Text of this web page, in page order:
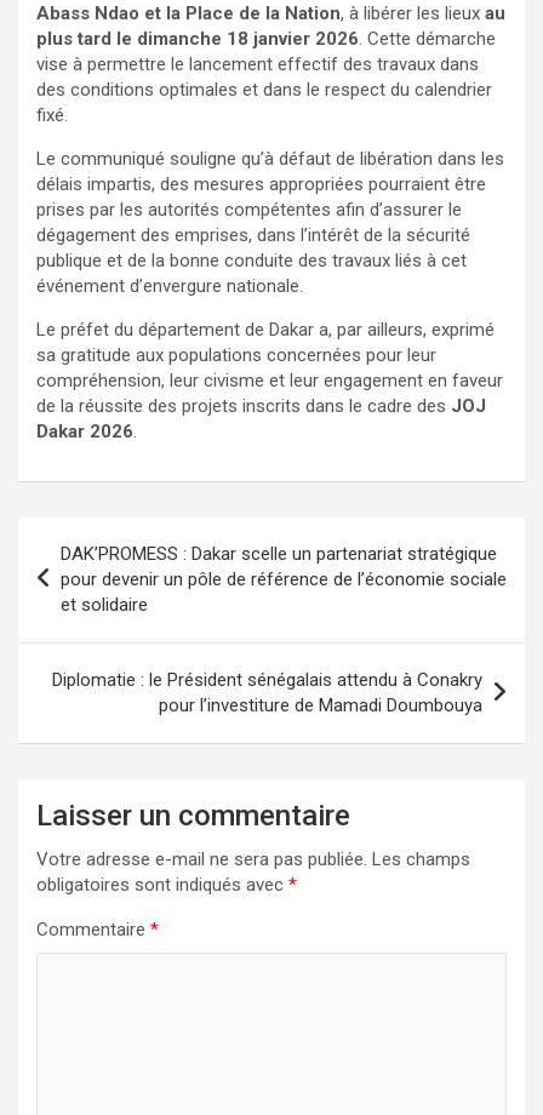
Abass Ndao et la Place de la Nation, à libérer les lieux au
plus tard le dimanche 18 janvier 2026. Cette démarche
vise à permettre le lancement effectif des travaux dans
des conditions optimales et dans le respect du calendrier
fixé.
Le communiqué souligne qu’à défaut de libération dans les
délais impartis, des mesures appropriées pourraient être
prises par les autorités compétentes afin d’assurer le
dégagement des emprises, dans l’intérêt de la sécurité
publique et de la bonne conduite des travaux liés à cet
événement d’envergure nationale.
Le préfet du département de Dakar a, par ailleurs, exprimé
sa gratitude aux populations concernées pour leur
compréhension, leur civisme et leur engagement en faveur
de la réussite des projets inscrits dans le cadre des JOJ
Dakar 2026.
DAK’PROMESS : Dakar scelle un partenariat stratégique
pour devenir un pôle de référence de l’économie sociale
et solidaire
Diplomatie : le Président sénégalais attendu à Conakry
pour l’investiture de Mamadi Doumbouya
Laisser un commentaire
Votre adresse e-mail ne sera pas publiée. Les champs
obligatoires sont indiqués avec *
Commentaire *